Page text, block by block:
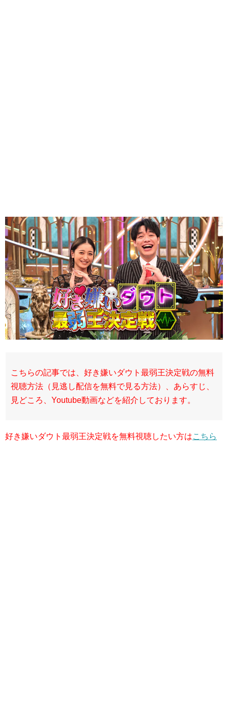
こちらの記事では、好き嫌いダウト最弱王決定戦の無料
視聴方法（見逃し配信を無料で見る方法）、あらすじ、
見どころ、Youtube動画などを紹介しております。
好き嫌いダウト最弱王決定戦を無料視聴したい方はこちら